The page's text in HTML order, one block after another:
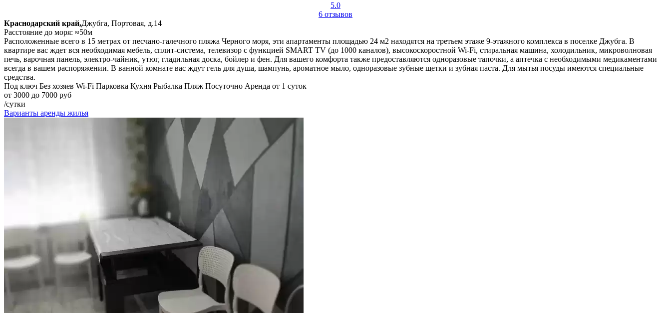
5.0
6 отзывов
Краснодарский край,Джубга, Портовая, д.14
Расстояние до моря: ≈50м
Расположенные всего в 15 метрах от песчано-галечного пляжа Черного моря, эти апартаменты площадью 24 м2 находятся на третьем этаже 9-этажного комплекса в поселке Джубга. В
квартире вас ждет вся необходимая мебель, сплит-система, телевизор с функцией SMART TV (до 1000 каналов), высокоскоростной Wi-Fi, стиральная машина, холодильник, микроволновая
печь, варочная панель, электро-чайник, утюг, гладильная доска, бойлер и фен. Для вашего комфорта также предоставляются одноразовые тапочки, а аптечка с необходимыми медикаментами
всегда в вашем распоряжении. В ванной комнате вас ждут гель для душа, шампунь, ароматное мыло, одноразовые зубные щетки и зубная паста. Для мытья посуды имеются специальные
средства.
Под ключ Без хозяев Wi-Fi Парковка Кухня Рыбалка Пляж Посуточно Аренда от 1 суток
от 3000 до 7000 руб
/сутки
Варианты аренды жилья